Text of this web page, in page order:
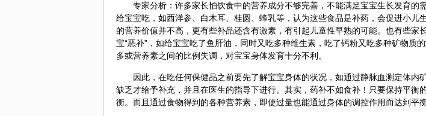
专家分析：许多家长怕饮食中的营养成分不够完善，不能满足宝宝生长发育的
给宝宝吃，如西洋参 、白木耳 、桂圆、蜂乳等，认为这些食品是补药，会促进小儿
的营养价值并不高，更有些补品还含有激素，有引起儿童性早熟的可能。也有些家
宝“恶补”，如给宝宝吃了鱼肝油，同时又吃多种维生素，吃了钙粉又吃多种矿物质
多或营养素之间的比例失调，对宝宝身体发育十分不利。
因此，在吃任何保健品之前要先了解宝宝身体的状况，如通过静脉血测定体内
缺乏才给予补充，并且在医生的指导下进行。其实，药补不如食补！只要保持平衡
衡。而且通过食物得到的各种营养素，即使过量也能通过身体的调控作用而达到平